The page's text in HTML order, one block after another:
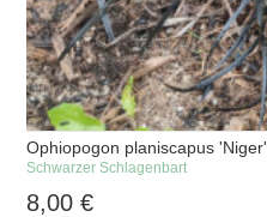
Ophiopogon planiscapus 'Niger'
Schwarzer Schlagenbart
8,00€